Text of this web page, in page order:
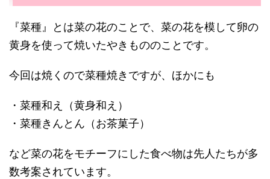
『菜種』とは菜の花のことで、菜の花を模して卵の
黄身を使って焼いたやきもののことです。
今回は焼くので菜種焼きですが、ほかにも
・菜種和え（黄身和え）
・菜種きんとん（お茶菓子）
など菜の花をモチーフにした食べ物は先人たちが多
数考案されています。